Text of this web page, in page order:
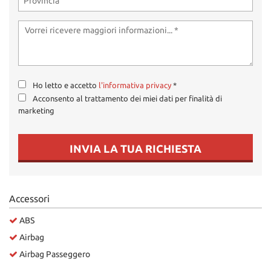
Ho letto e accetto l'informativa privacy *
Acconsento al trattamento dei miei dati per finalità di
marketing
INVIA LA TUA RICHIESTA
Accessori
ABS
Airbag
Airbag Passeggero
Cookie analitici
Leggi
la
cookie